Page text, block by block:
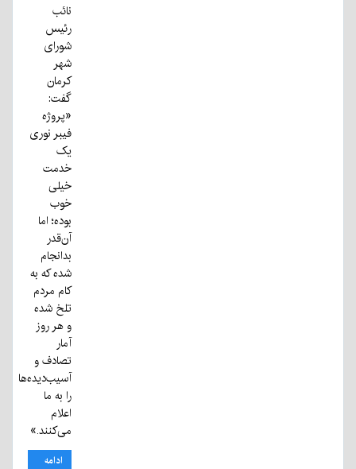
نائب
رئیس
شورای
شهر
کرمان
گفت:
«پروژه
فیبر نوری
یک
خدمت
خیلی
خوب
بوده؛ اما
آن‌قدر
بدانجام
شده که به
کام مردم
تلخ شده
و هر روز
آمار
تصادف و
آسیب‌دیده‌ها
را به ما
اعلام
می‌کنند.»
ادامه